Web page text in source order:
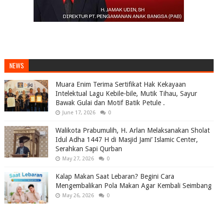
NEWS
Muara Enim Terima Sertifikat Hak Kekayaan
Intelektual Lagu Kebile-bile, Mutik Tihau, Sayur
Bawak Gulai dan Motif Batik Petule .
June 17, 2026 0
Walikota Prabumulih, H. Arlan Melaksanakan Sholat
Idul Adha 1447 H di Masjid Jami’ Islamic Center,
Serahkan Sapi Qurban
May 27, 2026 0
Kalap Makan Saat Lebaran? Begini Cara
Mengembalikan Pola Makan Agar Kembali Seimbang
May 26, 2026 0